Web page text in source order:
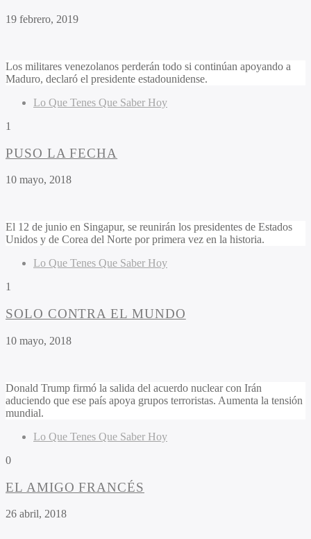
19 febrero, 2019
Los militares venezolanos perderán todo si continúan apoyando a
Maduro, declaró el presidente estadounidense.
Lo Que Tenes Que Saber Hoy
1
PUSO LA FECHA
10 mayo, 2018
El 12 de junio en Singapur, se reunirán los presidentes de Estados
Unidos y de Corea del Norte por primera vez en la historia.
Lo Que Tenes Que Saber Hoy
1
SOLO CONTRA EL MUNDO
10 mayo, 2018
Donald Trump firmó la salida del acuerdo nuclear con Irán
aduciendo que ese país apoya grupos terroristas. Aumenta la tensión
mundial.
Lo Que Tenes Que Saber Hoy
0
EL AMIGO FRANCÉS
26 abril, 2018